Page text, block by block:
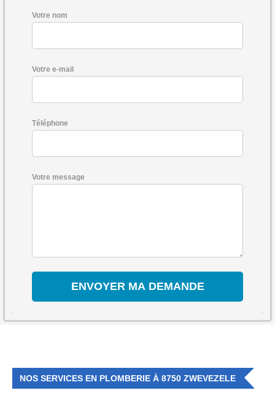
Votre nom
Votre e-mail
Téléphone
Votre message
NOS SERVICES EN PLOMBERIE À 8750 ZWEVEZELE